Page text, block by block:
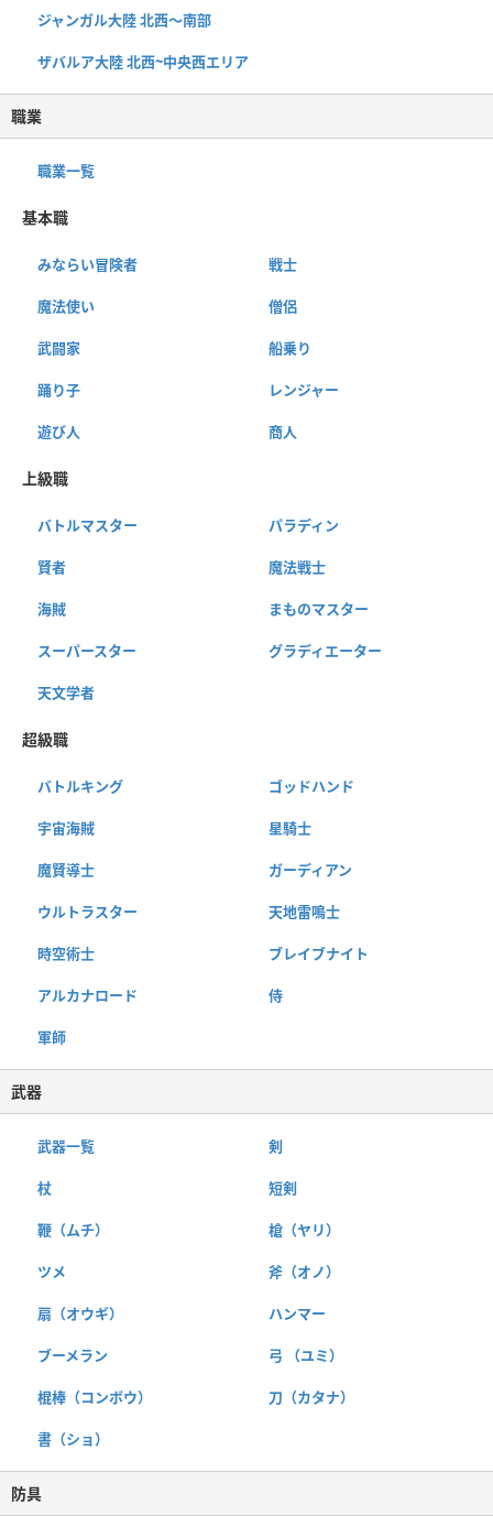
ジャンガル大陸 北西〜南部
ザバルア大陸 北西~中央西エリア
職業
職業一覧
基本職
みならい冒険者 戦士
魔法使い 僧侶
武闘家 船乗り
踊り子 レンジャー
遊び人 商人
上級職
バトルマスター パラディン
賢者 魔法戦士
海賊 まものマスター
スーパースター グラディエーター
天文学者
超級職
バトルキング ゴッドハンド
宇宙海賊 星騎士
魔賢導士 ガーディアン
ウルトラスター 天地雷鳴士
時空術士 ブレイブナイト
アルカナロード 侍
軍師
武器
武器一覧 剣
杖 短剣
鞭（ムチ） 槍（ヤリ）
ツメ 斧（オノ）
扇（オウギ） ハンマー
ブーメラン 弓 （ユミ）
棍棒（コンボウ） 刀（カタナ）
書（ショ）
防具